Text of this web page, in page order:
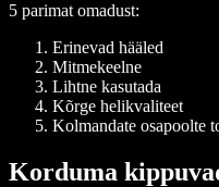
5 parimat omadust:
Erinevad hääled
Mitmekeelne
Lihtne kasutada
Kõrge helikvaliteet
Kolmandate osapoolte
Korduma